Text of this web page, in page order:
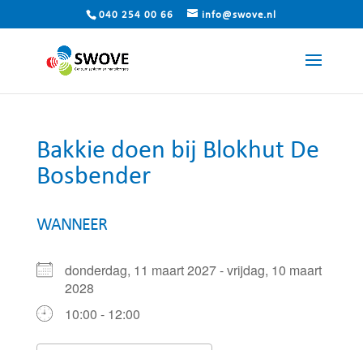
040 254 00 66 info@swove.nl
Bakkie doen bij Blokhut De
Bosbender
WANNEER
donderdag, 11 maart 2027 - vrijdag, 10 maart
2028
10:00 - 12:00